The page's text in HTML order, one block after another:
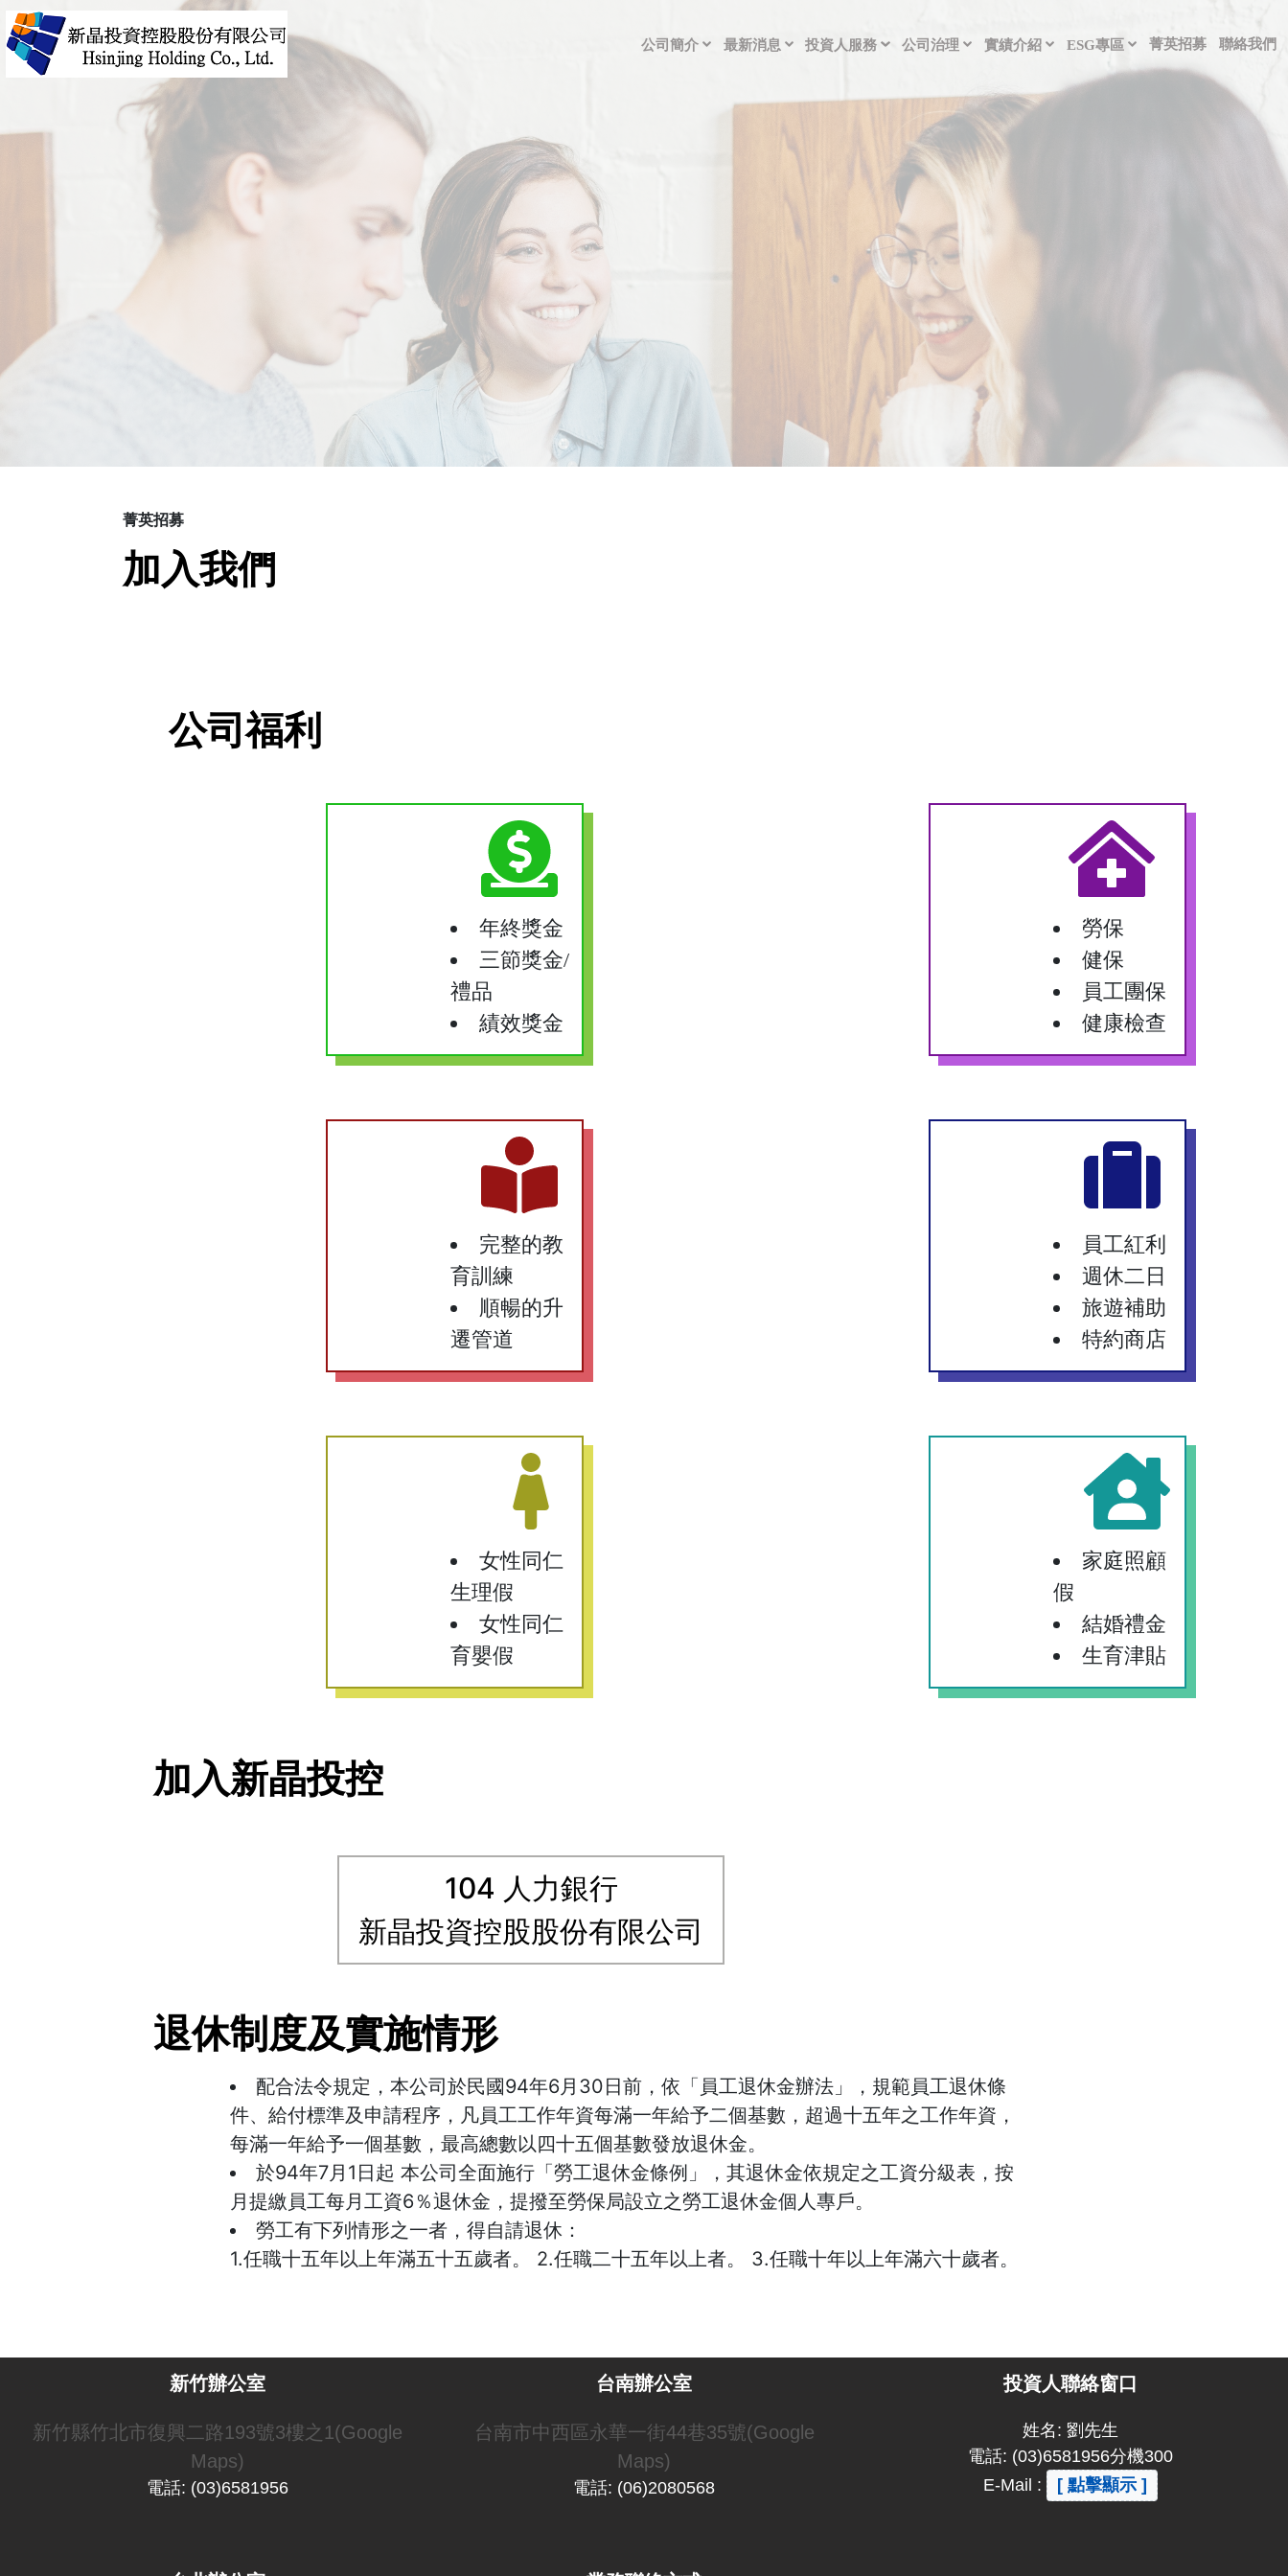
公司簡介 最新消息 投資人服務 公司治理 實績介紹 ESG專區 菁英招募 聯絡我們
菁英招募
加入我們
公司福利
年終獎金
三節獎金/
禮品
績效獎金
勞保
健保
員工團保
健康檢查
完整的教
育訓練
順暢的升
遷管道
員工紅利
週休二日
旅遊補助
特約商店
女性同仁
生理假
女性同仁
育嬰假
家庭照顧
假
結婚禮金
生育津貼
加入新晶投控
104 人力銀行
新晶投資控股股份有限公司
退休制度及實施情形
配合法令規定，本公司於民國94年6月30日前，依「員工退休金辦法」，規範員工退休條
件、給付標準及申請程序，凡員工工作年資每滿一年給予二個基數，超過十五年之工作年資，
每滿一年給予一個基數，最高總數以四十五個基數發放退休金。
於94年7月1日起 本公司全面施行「勞工退休金條例」，其退休金依規定之工資分級表，按
月提繳員工每月工資6％退休金，提撥至勞保局設立之勞工退休金個人專戶。
勞工有下列情形之一者，得自請退休：
1.任職十五年以上年滿五十五歲者。 2.任職二十五年以上者。 3.任職十年以上年滿六十歲者。
新竹辦公室
新竹縣竹北市復興二路193號3樓之1(Google
Maps)
電話: (03)6581956
台南辦公室
台南市中西區永華一街44巷35號(Google
Maps)
電話: (06)2080568
投資人聯絡窗口
姓名: 劉先生
電話: (03)6581956分機300
E-Mail :
[ 點擊顯示 ]